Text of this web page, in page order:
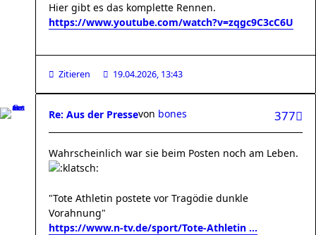
Hier gibt es das komplette Rennen.
https://www.youtube.com/watch?v=zqgc9C3cC6U
Zitieren 19.04.2026, 13:43
Re: Aus der Presse 377
von bones
Wahrscheinlich war sie beim Posten noch am Leben.
"Tote Athletin postete vor Tragödie dunkle
Vorahnung"
https://www.n-tv.de/sport/Tote-Athletin ...